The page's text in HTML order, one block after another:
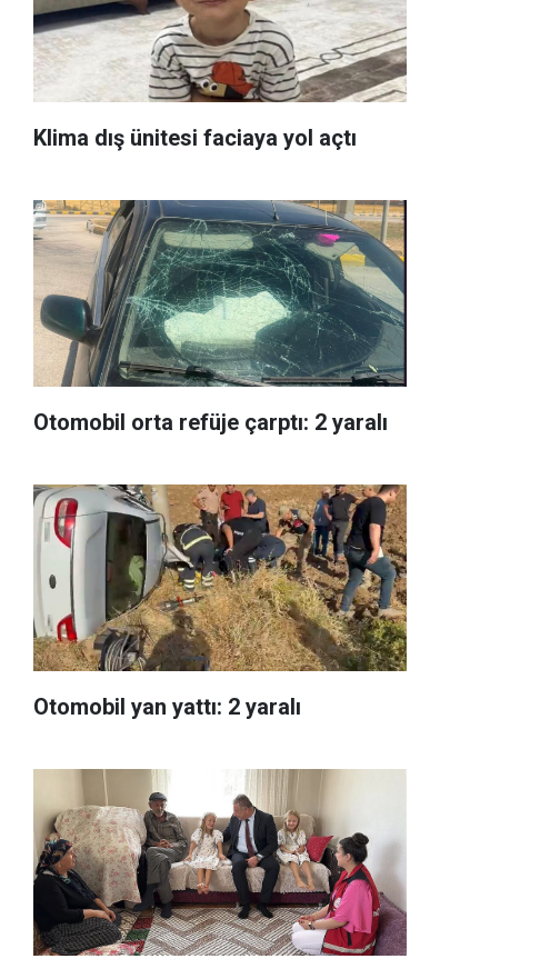
Klima dış ünitesi faciaya yol açtı
Otomobil orta refüje çarptı: 2 yaralı
Otomobil yan yattı: 2 yaralı